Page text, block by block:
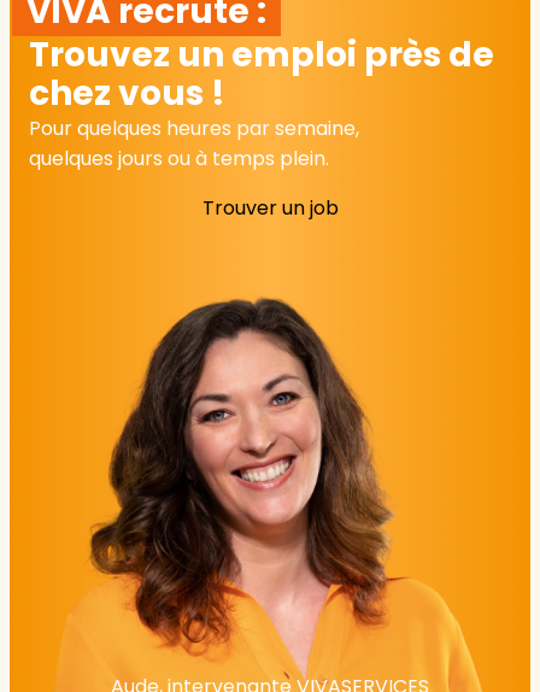
VIVA recrute :
Trouvez un emploi près de
chez vous !
Pour quelques heures par semaine,
quelques jours ou à temps plein.
Trouver un job
Aude, intervenante VIVASERVICES